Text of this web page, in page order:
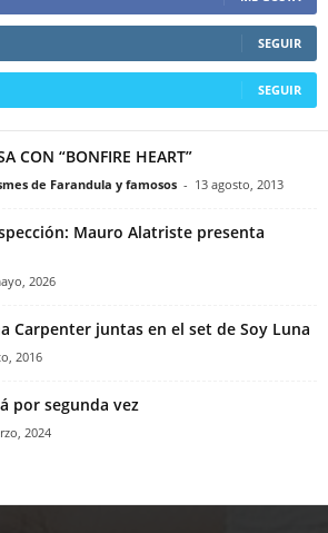
SEGUIR
SEGUIR
CON “BONFIRE HEART”
de Farandula y famosos - 13 agosto, 2013
Mauro Alatriste presenta
2026
Carpenter juntas en el set de Soy Luna
2016
por segunda vez
2024